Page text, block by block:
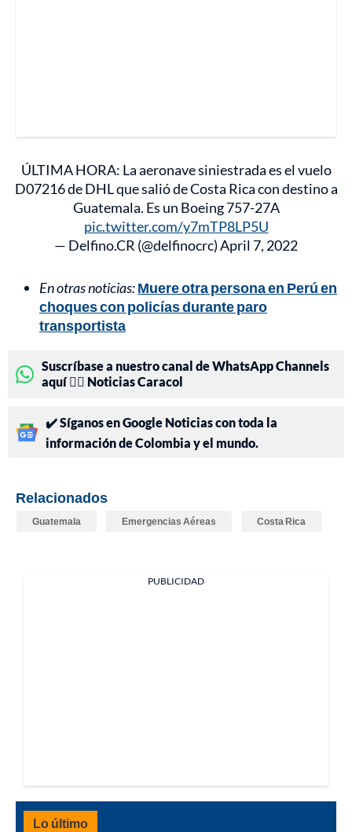
ÚLTIMA HORA: La aeronave siniestrada es el vuelo
D07216 de DHL que salió de Costa Rica con destino a
Guatemala. Es un Boeing 757-27A
pic.twitter.com/y7mTP8LP5U
— Delfino.CR (@delfinocrc)April 7, 2022
En otras noticias:Muere otra persona en Perú en
choques con policías durante paro
transportista
Suscríbase a nuestro canal de WhatsApp Channels
aquí 👉🏻 Noticias Caracol
✔️ Síganos en Google Noticias con toda la
información de Colombia y el mundo.
Relacionados
Guatemala Emergencias Aéreas Costa Rica
PUBLICIDAD
Lo último